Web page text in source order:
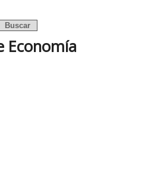
Economía